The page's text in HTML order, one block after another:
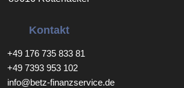
Kontakt
+49 176 735 833 81
+49 7393 953 102
info@betz-finanzservice.de